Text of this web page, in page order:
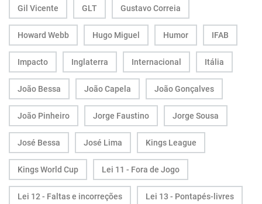
Gil Vicente GLT Gustavo Correia
Howard Webb Hugo Miguel Humor IFAB
Impacto Inglaterra Internacional Itália
João Bessa João Capela João Gonçalves
João Pinheiro Jorge Faustino Jorge Sousa
José Bessa José Lima Kings League
Kings World Cup Lei 11 - Fora de Jogo
Lei 12 - Faltas e incorreções Lei 13 - Pontapés-livres